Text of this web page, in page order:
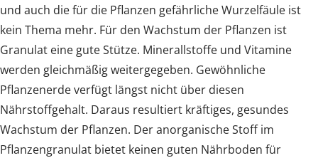
und auch die für die Pflanzen gefährliche Wurzelfäule ist
kein Thema mehr. Für den Wachstum der Pflanzen ist
Granulat eine gute Stütze. Minerallstoffe und Vitamine
werden gleichmäßig weitergegeben. Gewöhnliche
Pflanzenerde verfügt längst nicht über diesen
Nährstoffgehalt. Daraus resultiert kräftiges, gesundes
Wachstum der Pflanzen. Der anorganische Stoff im
Pflanzengranulat bietet keinen guten Nährboden für